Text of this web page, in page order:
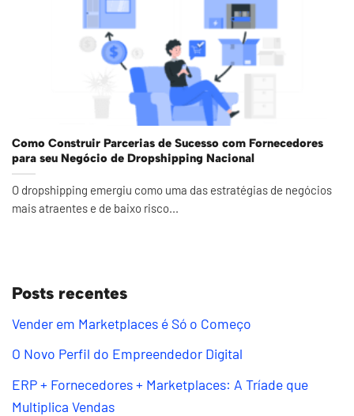
Como Construir Parcerias de Sucesso com Fornecedores
para seu Negócio de Dropshipping Nacional
O dropshipping emergiu como uma das estratégias de negócios
mais atraentes e de baixo risco...
Posts recentes
Vender em Marketplaces é Só o Começo
O Novo Perfil do Empreendedor Digital
ERP + Fornecedores + Marketplaces: A Tríade que
Multiplica Vendas